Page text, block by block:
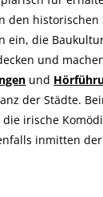
den historischen
ein, die
und
und
der Städte.
irische
inmitten